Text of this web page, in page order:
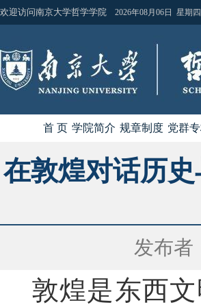
欢迎访问南京大学哲学学院 2026年08月06日 星期四
首 页 学院简介 规章制度 党群
在敦煌对话历
发布者
敦煌是东西